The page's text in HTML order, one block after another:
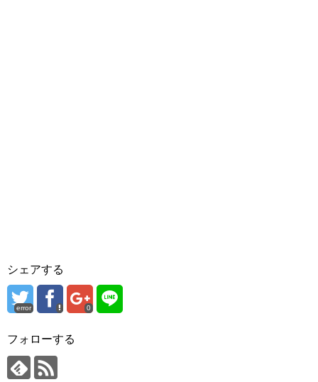
シェアする
error 0
フォローする